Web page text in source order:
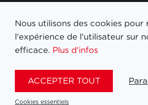
S'inscrire à la newsletter
Nous utilisons des cookies pour
l'expérience de l'utilisateur sur
efficace. Plus d'infos
ACCEPTER TOUT
Cookies essentiels